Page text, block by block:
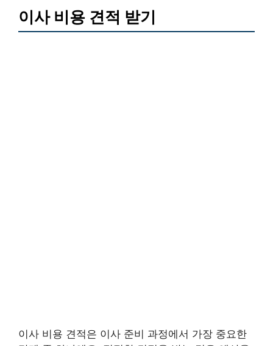
이사 비용 견적 받기
이사 비용 견적은 이사 준비 과정에서 가장 중요한